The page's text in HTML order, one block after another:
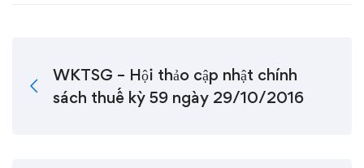
WKTSG – Hội thảo cập nhật chính
sách thuế kỳ 59 ngày 29/10/2016